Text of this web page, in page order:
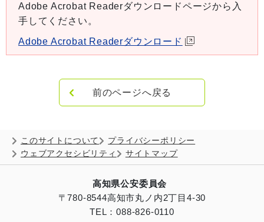
Adobe Acrobat Readerダウンロードページから入
手してください。
Adobe Acrobat Readerダウンロード
前のページへ戻る
このサイトについて
プライバシーポリシー
ウェブアクセシビリティ
サイトマップ
高知県公安委員会
〒780-8544高知市丸ノ内2丁目4-30
TEL：088-826-0110